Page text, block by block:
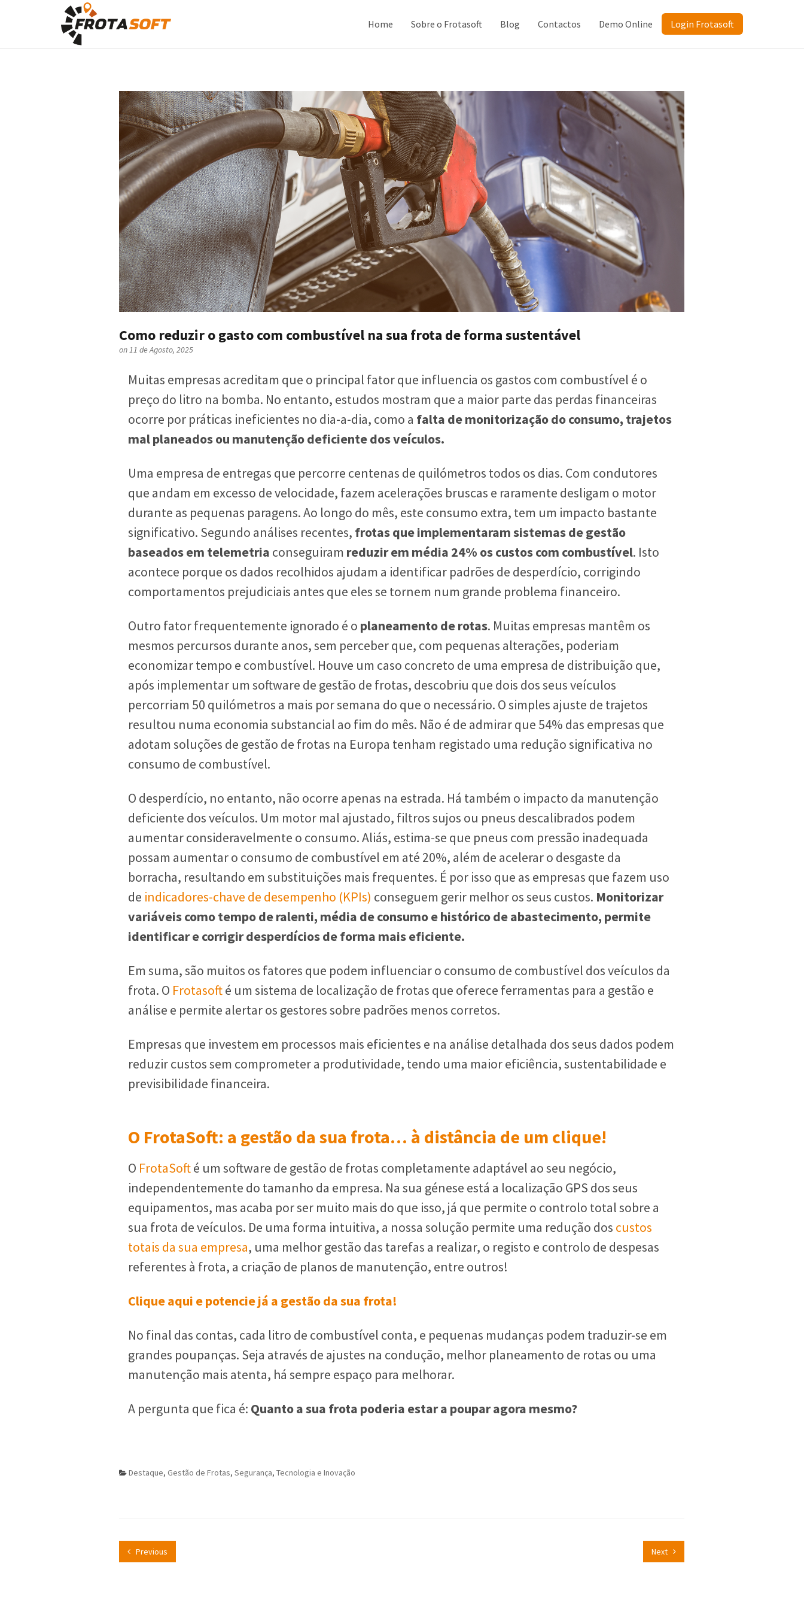
Home Sobre o Frotasoft Blog Contactos Demo Online Login Frotasoft
Como reduzir o gasto com combustível na sua frota de forma sustentável
on 11 de Agosto, 2025
Muitas empresas acreditam que o principal fator que influencia os gastos com combustível é o
preço do litro na bomba. No entanto, estudos mostram que a maior parte das perdas financeiras
ocorre por práticas ineficientes no dia-a-dia, como a falta de monitorização do consumo, trajetos
mal planeados ou manutenção deficiente dos veículos.
Uma empresa de entregas que percorre centenas de quilómetros todos os dias. Com condutores
que andam em excesso de velocidade, fazem acelerações bruscas e raramente desligam o motor
durante as pequenas paragens. Ao longo do mês, este consumo extra, tem um impacto bastante
significativo. Segundo análises recentes, frotas que implementaram sistemas de gestão
baseados em telemetria conseguiram reduzir em média 24% os custos com combustível. Isto
acontece porque os dados recolhidos ajudam a identificar padrões de desperdício, corrigindo
comportamentos prejudiciais antes que eles se tornem num grande problema financeiro.
Outro fator frequentemente ignorado é o planeamento de rotas. Muitas empresas mantêm os
mesmos percursos durante anos, sem perceber que, com pequenas alterações, poderiam
economizar tempo e combustível. Houve um caso concreto de uma empresa de distribuição que,
após implementar um software de gestão de frotas, descobriu que dois dos seus veículos
percorriam 50 quilómetros a mais por semana do que o necessário. O simples ajuste de trajetos
resultou numa economia substancial ao fim do mês. Não é de admirar que 54% das empresas que
adotam soluções de gestão de frotas na Europa tenham registado uma redução significativa no
consumo de combustível.
O desperdício, no entanto, não ocorre apenas na estrada. Há também o impacto da manutenção
deficiente dos veículos. Um motor mal ajustado, filtros sujos ou pneus descalibrados podem
aumentar consideravelmente o consumo. Aliás, estima-se que pneus com pressão inadequada
possam aumentar o consumo de combustível em até 20%, além de acelerar o desgaste da
borracha, resultando em substituições mais frequentes. É por isso que as empresas que fazem uso
de indicadores-chave de desempenho (KPIs) conseguem gerir melhor os seus custos. Monitorizar
variáveis como tempo de ralenti, média de consumo e histórico de abastecimento, permite
identificar e corrigir desperdícios de forma mais eficiente.
Em suma, são muitos os fatores que podem influenciar o consumo de combustível dos veículos da
frota. O Frotasofté um sistema de localização de frotas que oferece ferramentas para a gestão e
análise e permite alertar os gestores sobre padrões menos corretos.
Empresas que investem em processos mais eficientes e na análise detalhada dos seus dados podem
reduzir custos sem comprometer a produtividade, tendo uma maior eficiência, sustentabilidade e
previsibilidade financeira.
O FrotaSoft: a gestão da sua frota… à distância de um clique!
O FrotaSofté um software de gestão de frotas completamente adaptável ao seu negócio,
independentemente do tamanho da empresa. Na sua génese está a localização GPS dos seus
equipamentos, mas acaba por ser muito mais do que isso, já que permite o controlo total sobre a
sua frota de veículos. De uma forma intuitiva, a nossa solução permite uma redução dos custos
totais da sua empresa, uma melhor gestão das tarefas a realizar, o registo e controlo de despesas
referentes à frota, a criação de planos de manutenção, entre outros!
Clique aqui e potencie já a gestão da sua frota!
No final das contas, cada litro de combustível conta, e pequenas mudanças podem traduzir-se em
grandes poupanças. Seja através de ajustes na condução, melhor planeamento de rotas ou uma
manutenção mais atenta, há sempre espaço para melhorar.
A pergunta que fica é: Quanto a sua frota poderia estar a poupar agora mesmo?
Destaque, Gestão de Frotas,Segurança,Tecnologia e Inovação
Previous Next